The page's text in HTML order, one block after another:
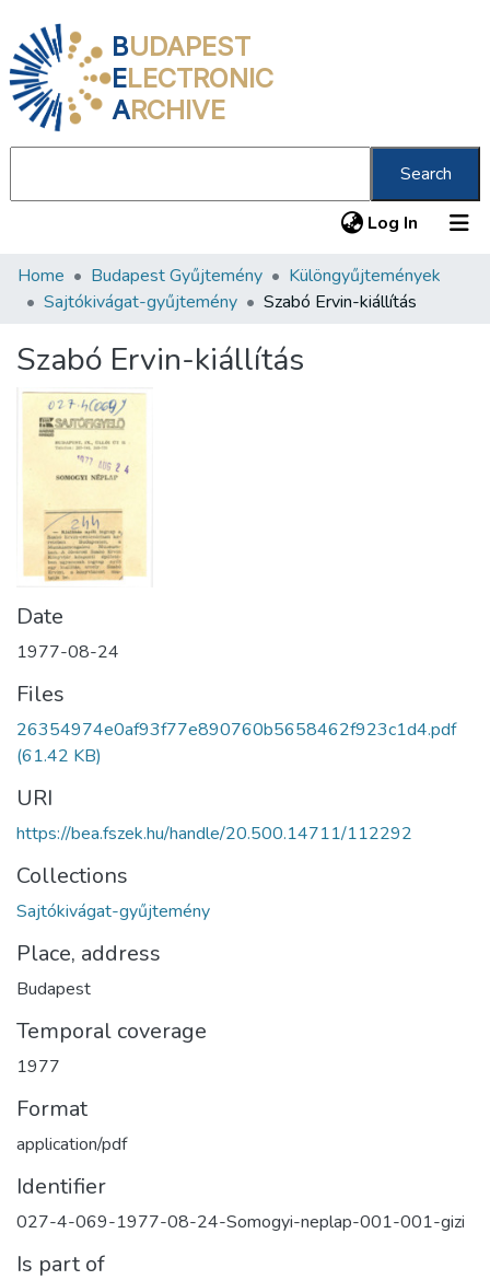
BUDAPEST
ELECTRONIC
ARCHIVE
Search
Log In (current)
Communities & Collections
Statistics
About us
Home Budapest Gyűjtemény
Különgyűjtemények
Sajtókivágat-gyűjtemény
Szabó Ervin-kiállítás
Szabó Ervin-kiállítás
Date
1977-08-24
Files
26354974e0af93f77e890760b5658462f923c1d4.pdf
(61.42 KB)
URI
https://bea.fszek.hu/handle/20.500.14711/112292
Collections
Sajtókivágat-gyűjtemény
Place, address
Budapest
Temporal coverage
1977
Format
application/pdf
Identifier
027-4-069-1977-08-24-Somogyi-neplap-001-001-gizi
Is part of